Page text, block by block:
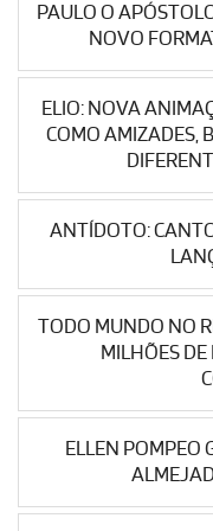
PAULO O
NOVO
ELIO: NOVA
COMO AMIZADES,
ANTÍDOTO:
TODO MUNDO NO
MILHÕES
ELLEN POMPEO